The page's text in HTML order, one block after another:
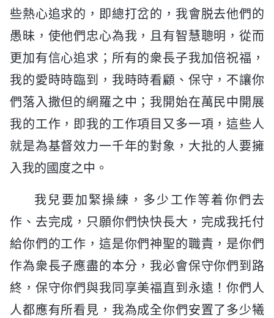
些熱心追求的，即總打岔的，我會脱去他們的
愚昧，使他們忠心為我，且有智慧聰明，從而
更加有信心追求；所有的衆長子我加倍祝福，
我的愛時時臨到，我時時看顧、保守，不讓你
們落入撒但的網羅之中；我開始在萬民中開展
我的工作，即我的工作項目又多一項，這些人
就是為基督效力一千年的對象，大批的人要擁
入我的國度之中。
我兒要加緊操練，多少工作等着你們去
作、去完成，只願你們快快長大，完成我托付
給你們的工作，這是你們神聖的職責，是你們
作為衆長子應盡的本分，我必會保守你們到路
終，保守你們與我同享美福直到永遠！你們人
人都應有所看見，我為成全你們安置了多少犧